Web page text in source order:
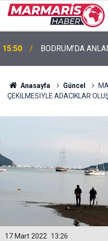
15:50 BODRUM’DA
Anasayfa Güncel
ÇEKİLMESİYLE ADACIKLAR
13:26
17 Mart 2022